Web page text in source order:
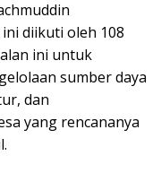
diikuti oleh 108
ini untuk
sumber daya
dan
yang rencananya